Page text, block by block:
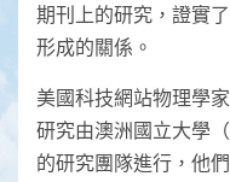
期刊上的研究，證實
形成的關係。
美國科技網站物理學
研究由澳洲國立大學
的研究團隊進行，他